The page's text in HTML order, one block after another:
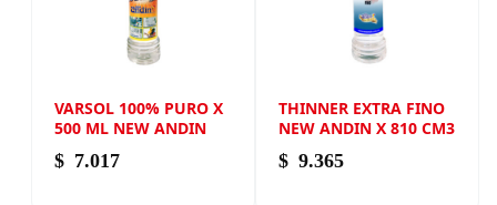
VARSOL 100% PURO X
500 ML NEW ANDIN
$ 7.017
THINNER EXTRA FINO
NEW ANDIN X 810 CM3
$ 9.365